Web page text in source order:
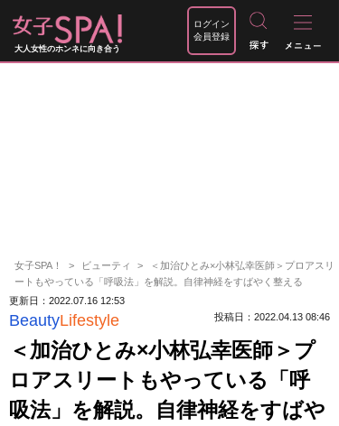
大人女性のホンネに向き合う
ログイン
会員登録
女子SPA！ ビューティ
＜加治ひとみ×小林弘幸医師＞プロアスリ
ートもやっている「呼吸法」を解説。自律神経をすばやく整える
更新日：2022.07.16 12:53
BeautyLifestyle 投稿日：2022.04.13 08:46
＜加治ひとみ×小林弘幸医師＞プ
ロアスリートもやっている「呼
吸法」を解説。自律神経をすばや